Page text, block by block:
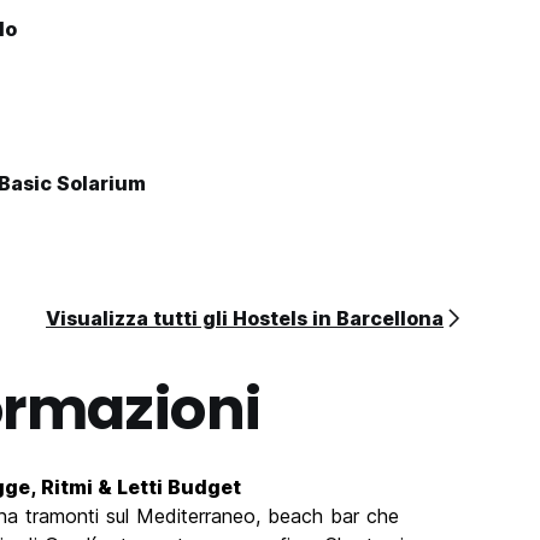
Solarium
Visualizza tutti gli Hostels in Barcellona
Ritmi & Letti Budget
tramonti sul Mediterraneo, beach bar che